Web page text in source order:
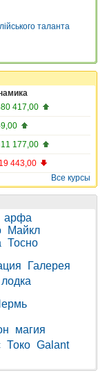
таланта
417,00
177,00
443,00
Все курсы
арфа
Майкл
Тосно
Галерея
магия
Токо Galant